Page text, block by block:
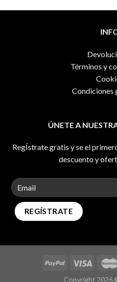
Términos y
Condiciones
ÚNETE A
RegÍstrate gratis y se el
descuento y
Copyright 2026